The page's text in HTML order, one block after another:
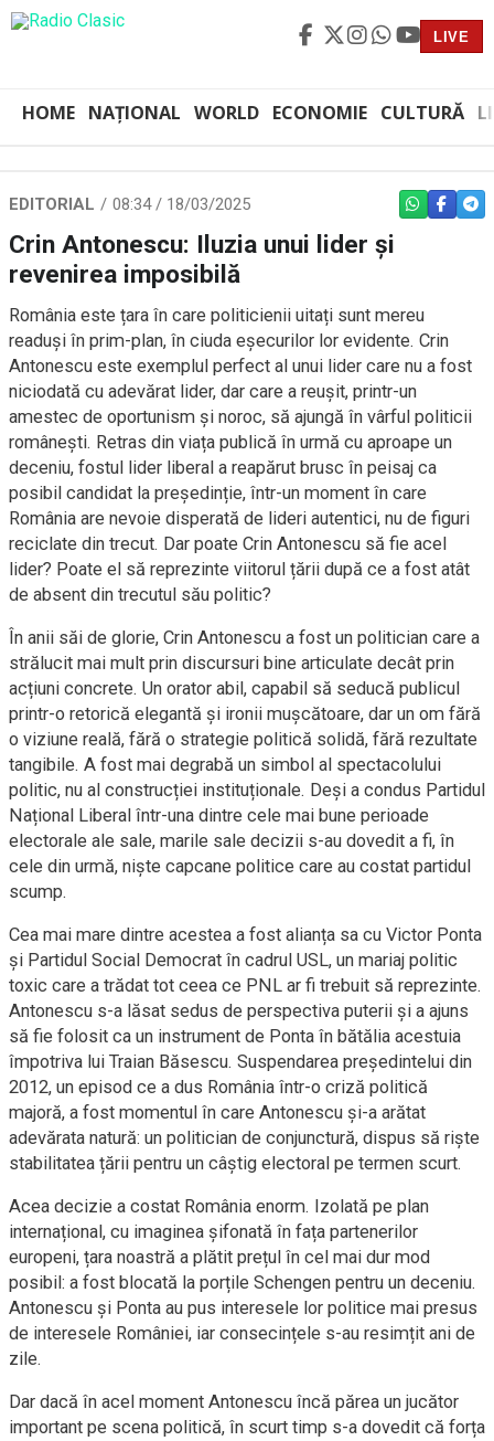
LIVE
HOME NAȚIONAL WORLD ECONOMIE CULTURĂ
EDITORIAL 08:34 / 18/03/2025 WHATSAPP
Crin Antonescu: Iluzia unui lider și
revenirea imposibilă
România este țara în care politicienii uitați sunt mereu
readuși în prim-plan, în ciuda eșecurilor lor evidente. Crin
Antonescu este exemplul perfect al unui lider care nu a fost
niciodată cu adevărat lider, dar care a reușit, printr-un
amestec de oportunism și noroc, să ajungă în vârful politicii
românești. Retras din viața publică în urmă cu aproape un
deceniu, fostul lider liberal a reapărut brusc în peisaj ca
posibil candidat la președinție, într-un moment în care
România are nevoie disperată de lideri autentici, nu de figuri
reciclate din trecut. Dar poate Crin Antonescu să fie acel
lider? Poate el să reprezinte viitorul țării după ce a fost atât
de absent din trecutul său politic?
În anii săi de glorie, Crin Antonescu a fost un politician care a
strălucit mai mult prin discursuri bine articulate decât prin
acțiuni concrete. Un orator abil, capabil să seducă publicul
printr-o retorică elegantă și ironii mușcătoare, dar un om fără
o viziune reală, fără o strategie politică solidă, fără rezultate
tangibile. A fost mai degrabă un simbol al spectacolului
politic, nu al construcției instituționale. Deși a condus Partidul
Național Liberal într-una dintre cele mai bune perioade
electorale ale sale, marile sale decizii s-au dovedit a fi, în
cele din urmă, niște capcane politice care au costat partidul
scump.
Cea mai mare dintre acestea a fost alianța sa cu Victor Ponta
și Partidul Social Democrat în cadrul USL, un mariaj politic
toxic care a trădat tot ceea ce PNL ar fi trebuit să reprezinte.
Antonescu s-a lăsat sedus de perspectiva puterii și a ajuns
să fie folosit ca un instrument de Ponta în bătălia acestuia
împotriva lui Traian Băsescu. Suspendarea președintelui din
2012, un episod ce a dus România într-o criză politică
majoră, a fost momentul în care Antonescu și-a arătat
adevărata natură: un politician de conjunctură, dispus să riște
stabilitatea țării pentru un câștig electoral pe termen scurt.
Acea decizie a costat România enorm. Izolată pe plan
internațional, cu imaginea șifonată în fața partenerilor
europeni, țara noastră a plătit prețul în cel mai dur mod
posibil: a fost blocată la porțile Schengen pentru un deceniu.
Antonescu și Ponta au pus interesele lor politice mai presus
de interesele României, iar consecințele s-au resimțit ani de
zile.
Dar dacă în acel moment Antonescu încă părea un jucător
important pe scena politică, în scurt timp s-a dovedit că forța